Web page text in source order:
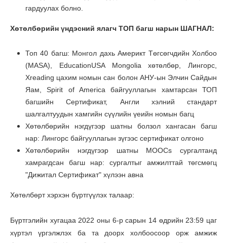
гардуулах болно.
Хөтөлбөрийн үндэсний ялагч ТОП багш нарын ШАГНАЛ:
Топ 40 багш: Монгол дахь Америкт Төгсөгчдийн Холбоо
(MASA), EducationUSA Mongolia хөтөлбөр, Лингорс,
Xreading цахим номын сан болон АНУ-ын Элчин Сайдын
Яам, Spirit of America байгууллагын хамтарсан ТОП
багшийн Сертификат, Англи хэлний стандарт
шалгалтуудын хамгийн сүүлийн үеийн номын багц
Хөтөлбөрийн нэгдүгээр шатны болзол хангасан багш
нар: Лингорс байгууллагын зүгээс сертификат олгоно
Хөтөлбөрийн нэгдүгээр шатны MOOCs сургалтанд
хамрагдсан багш нар: сургалтыг амжилттай төгсмөгц
"Дижитал Сертификат" хүлээн авна
Хөтөлбөрт хэрхэн бүртгүүлэх талаар:
Бүртгэлийн хугацаа 2022 оны 6-р сарын 14 өдрийн 23:59 цаг
хүртэл үргэлжлэх ба та доорх холбоосоор орж амжиж